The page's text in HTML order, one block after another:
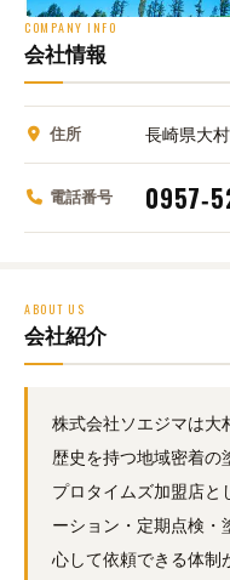
COMPANY INFO
会社情報
住所 長崎県大
電話番号
ABOUT US
会社紹介
株式会社ソエジマは大
歴史を持つ地域密着の
プロタイムズ加盟店と
ーション・定期点検・
心して依頼できる体制